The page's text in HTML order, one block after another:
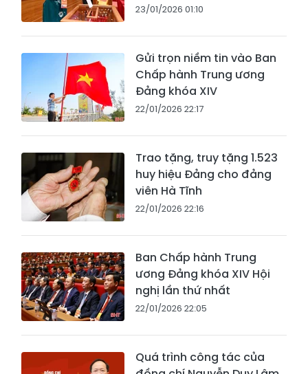
23/01/2026 01:10
Gửi trọn niềm tin vào Ban
Chấp hành Trung ương
Đảng khóa XIV
22/01/2026 22:17
Trao tặng, truy tặng 1.523
huy hiệu Đảng cho đảng
viên Hà Tĩnh
22/01/2026 22:16
Ban Chấp hành Trung
ương Đảng khóa XIV Hội
nghị lần thứ nhất
22/01/2026 22:05
Quá trình công tác của